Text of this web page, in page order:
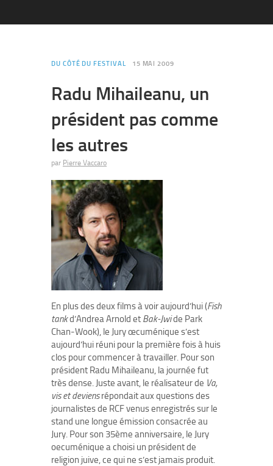
DU CÔTÉ DU FESTIVAL 15 MAI 2009
Radu Mihaileanu, un
président pas comme
les autres
par Pierre Vaccaro
En plus des deux films à voir aujourd’hui (Fish
tankd’Andrea Arnold et Bak-Jwide Park
Chan-Wook), le Jury œcuménique s’est
aujourd’hui réuni pour la première fois à huis
clos pour commencer à travailler. Pour son
président Radu Mihaileanu, la journée fut
très dense. Juste avant, le réalisateur de Va,
vis et deviensrépondait aux questions des
journalistes de RCF venus enregistrés sur le
stand une longue émission consacrée au
Jury. Pour son 35ème anniversaire, le Jury
oecuménique a choisi un président de
religion juive, ce qui ne s’est jamais produit.